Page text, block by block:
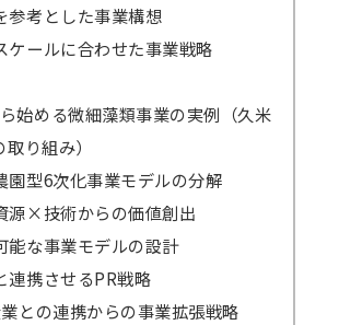
参考とした事業構想
ールに合わせた事業戦略
始める微細藻類事業の実例（久米
り組み）
型6次化事業モデルの分解
源×技術からの価値創出
能な事業モデルの設計
連携させるPR戦略
との連携からの事業拡張戦略